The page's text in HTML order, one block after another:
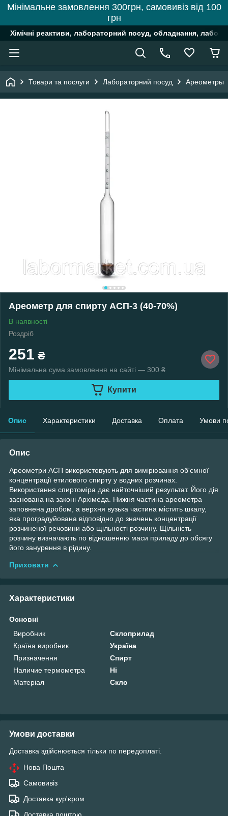
Мінімальне замовлення 300грн, самовивіз від 100
грн
Хімічні реактиви, лабораторний посуд, обладнання,
Товари та послуги Лабораторний посуд Ареометры
Ареометр для спирту АСП-3 (40-70%)
В наявності
Роздріб
251 ₴
Мінімальна сума замовлення на сайті — 300 ₴
Купити
Опис Характеристики Доставка Оплата Умови
Опис
Ареометри АСП використовують для вимірювання об'ємної
концентрації етилового спирту у водних розчинах.
Використання спиртоміра дає найточніший результат. Його дія
заснована на законі Архімеда. Нижня частина ареометра
заповнена дробом, а верхня вузька частина містить шкалу,
яка проградуйована відповідно до значень концентрації
розчиненої речовини або щільності розчину. Щільність
розчину визначають по відношенню маси приладу до обсягу
його занурення в рідину.
Приховати
Характеристики
Основні
Виробник
Склоприлад
Країна виробник
Україна
Призначення
Спирт
Наличие термометра
Ні
Матеріал
Скло
Умови доставки
Доставка здійснюється тільки по передоплаті.
Нова Пошта
Самовивіз
Доставка кур'єром
Доставка поштою